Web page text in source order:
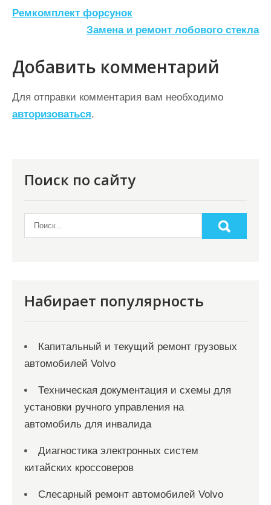
Н
в
и
г
а
м
Ремкомплект форсунок
Замена и ремонт лобового стекла
Добавить комментарий
Для отправки комментария вам необходимо
авторизоваться.
Поиск по сайту
Набирает популярность
Капитальный и текущий ремонт грузовых
автомобилей Volvo
Техническая документация и схемы для
установки ручного управления на
автомобиль для инвалида
Диагностика электронных систем
китайских кроссоверов
Слесарный ремонт автомобилей Volvo